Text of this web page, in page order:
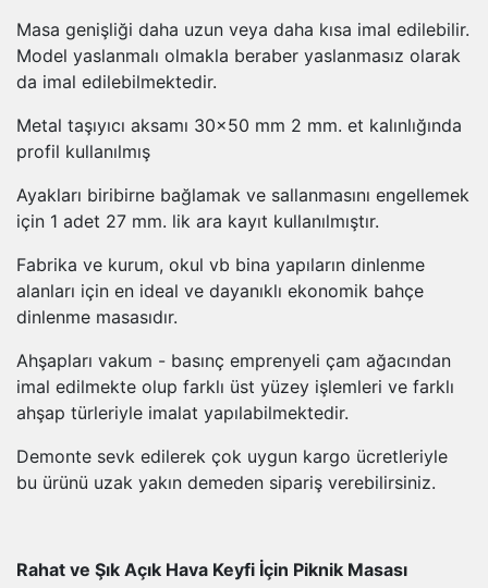
Masa genişliği daha uzun veya daha kısa imal edilebilir.
Model yaslanmalı olmakla beraber yaslanmasız olarak
da imal edilebilmektedir.
Metal taşıyıcı aksamı 30x50 mm 2 mm. et kalınlığında
profil kullanılmış
Ayakları biribirne bağlamak ve sallanmasını engellemek
için 1 adet 27 mm. lik ara kayıt kullanılmıştır.
Fabrika ve kurum, okul vb bina yapıların dinlenme
alanları için en ideal ve dayanıklı ekonomik bahçe
dinlenme masasıdır.
Ahşapları vakum - basınç emprenyeli çam ağacından
imal edilmekte olup farklı üst yüzey işlemleri ve farklı
ahşap türleriyle imalat yapılabilmektedir.
Demonte sevk edilerek çok uygun kargo ücretleriyle
bu ürünü uzak yakın demeden sipariş verebilirsiniz.
Rahat ve Şık Açık Hava Keyfi İçin Piknik Masası